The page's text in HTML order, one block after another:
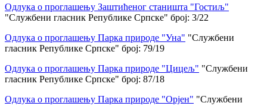
Одлука о проглашењу Заштићеног станишта "Гостиљ"
"Службени гласник Републике Српске" број: 3/22
Одлука о проглашењу Парка природе "Уна" "Службени
гласник Републике Српске" број: 79/19
Одлука о проглашењу Парка природе "Цицељ" "Службени
гласник Републике Српске" број: 87/18
Одлука о проглашењу Парка природе "Орјен" "Службени